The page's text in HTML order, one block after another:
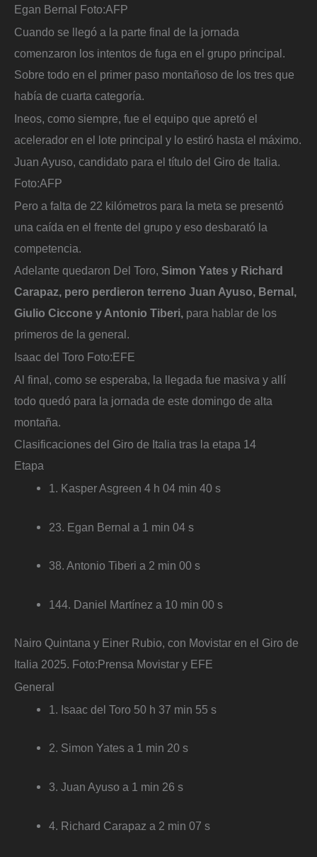
Egan Bernal Foto:AFP
Cuando se llegó a la parte final de la jornada
comenzaron los intentos de fuga en el grupo principal.
Sobre todo en el primer paso montañoso de los tres que
había de cuarta categoría.
Ineos, como siempre, fue el equipo que apretó el
acelerador en el lote principal y lo estiró hasta el máximo.
Juan Ayuso, candidato para el título del Giro de Italia.
Foto:AFP
Pero a falta de 22 kilómetros para la meta se presentó
una caída en el frente del grupo y eso desbarató la
competencia.
Adelante quedaron Del Toro, Simon Yates y Richard
Carapaz, pero perdieron terreno Juan Ayuso, Bernal,
Giulio Ciccone y Antonio Tiberi, para hablar de los
primeros de la general.
Isaac del Toro Foto:EFE
Al final, como se esperaba, la llegada fue masiva y allí
todo quedó para la jornada de este domingo de alta
montaña.
Clasificaciones del Giro de Italia tras la etapa 14
Etapa
1. Kasper Asgreen 4 h 04 min 40 s
23. Egan Bernal a 1 min 04 s
38. Antonio Tiberi a 2 min 00 s
144. Daniel Martínez a 10 min 00 s
Nairo Quintana y Einer Rubio, con Movistar en el Giro de
Italia 2025. Foto: Prensa Movistar y EFE
General
1. Isaac del Toro 50 h 37 min 55 s
2. Simon Yates a 1 min 20 s
3. Juan Ayuso a 1 min 26 s
4. Richard Carapaz a 2 min 07 s